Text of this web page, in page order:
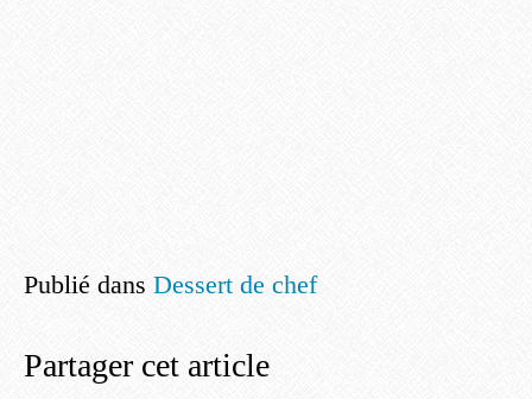
Publié dans Dessert de chef
Partager cet article